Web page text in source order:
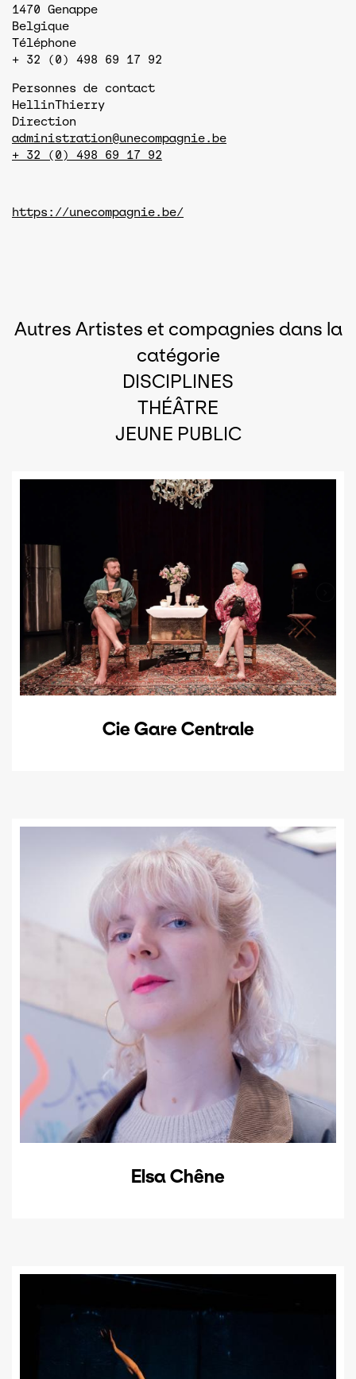
1470
Genappe
Belgique
Téléphone
+ 32 (0) 498 69 17 92
Personnes de contact
HellinThierry
Direction
administration@unecompagnie.be
+ 32 (0) 498 69 17 92
https://unecompagnie.be/
Autres Artistes et compagnies dans la
catégorie
DISCIPLINES
THÉÂTRE
JEUNE PUBLIC
Cie Gare Centrale
Elsa Chêne